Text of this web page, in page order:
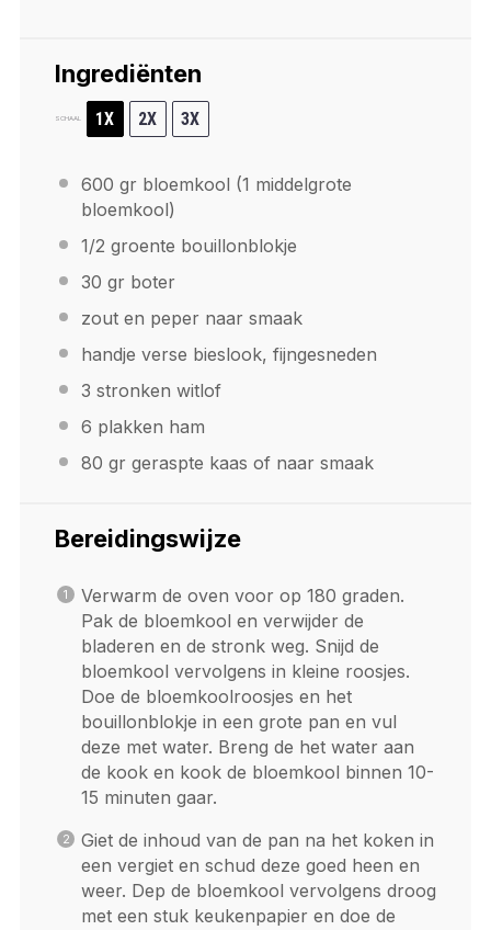
Ingrediënten
SCHAAL 1X 2X 3X
600 gr bloemkool (1 middelgrote
bloemkool)
1/2 groente bouillonblokje
30 gr boter
zout en peper naar smaak
handje verse bieslook, fijngesneden
3 stronken witlof
6 plakken ham
80 gr geraspte kaas of naar smaak
Bereidingswijze
Verwarm de oven voor op 180 graden.
Pak de bloemkool en verwijder de
bladeren en de stronk weg. Snijd de
bloemkool vervolgens in kleine roosjes.
Doe de bloemkoolroosjes en het
bouillonblokje in een grote pan en vul
deze met water. Breng de het water aan
de kook en kook de bloemkool binnen 10-
15 minuten gaar.
Giet de inhoud van de pan na het koken in
een vergiet en schud deze goed heen en
weer. Dep de bloemkool vervolgens droog
met een stuk keukenpapier en doe de